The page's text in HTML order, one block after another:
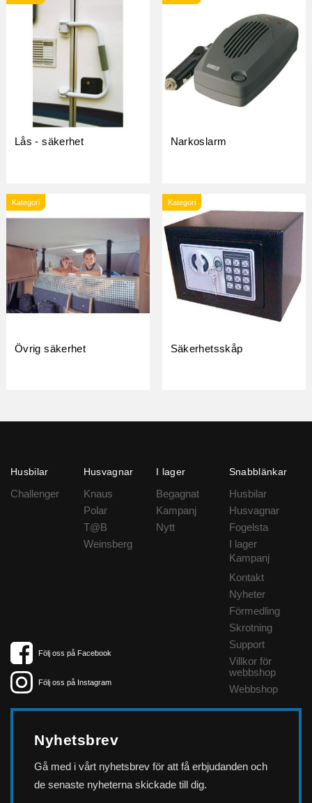
Lås - säkerhet Narkoslarm
Kategori
Övrig säkerhet
Kategori
Säkerhetsskåp
Husbilar
Challenger
Husvagnar
Knaus
Polar
T@B
Weinsberg
I lager
Begagnat
Kampanj
Nytt
Snabblänkar
Husbilar
Husvagnar
Fogelsta
I lager
Kampanj
Kontakt
Nyheter
Förmedling
Skrotning
Support
Villkor för
webbshop
Webbshop
Följ oss på Facebook
Följ oss på Instagram
Nyhetsbrev
Gå med i vårt nyhetsbrev för att få erbjudanden och
de senaste nyheterna skickade till dig.